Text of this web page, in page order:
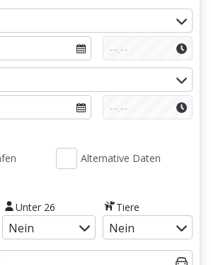
Alternative Daten
Unter 26 Tiere